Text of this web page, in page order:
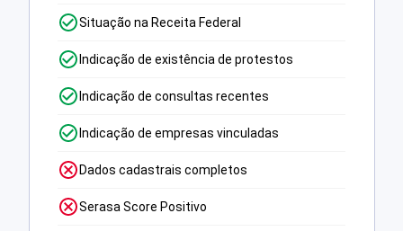
Situação na Receita Federal
Indicação de existência de protestos
Indicação de consultas recentes
Indicação de empresas vinculadas
Dados cadastrais completos
Serasa Score Positivo